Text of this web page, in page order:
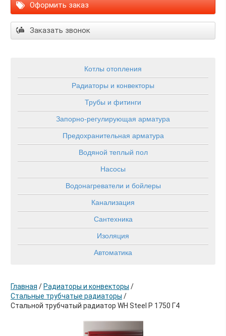
Оформить заказ
Заказать звонок
Котлы отопления
Радиаторы и конвекторы
Трубы и фитинги
Запорно-регулирующая арматура
Предохранительная арматура
Водяной теплый пол
Насосы
Водонагреватели и бойлеры
Канализация
Сантехника
Изоляция
Автоматика
Главная / Радиаторы и конвекторы /
Стальные трубчатые радиаторы /
Стальной трубчатый радиатор WH Steel P 1750 Г4